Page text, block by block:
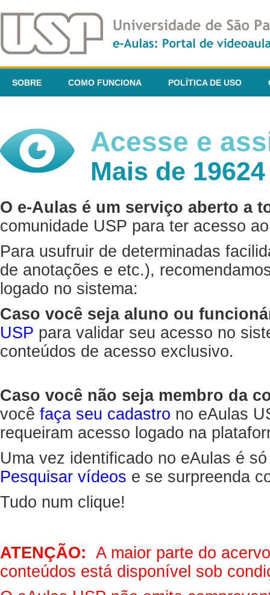
SOBRE COMO FUNCIONA POLÍTICA DE USO
Acesse e
Mais de
O e-Aulas é um serviço aberto a
comunidade USP para ter acesso
Para usufruir de determinadas
de anotações e etc.),
logado no sistema:
Caso você seja aluno ou
USP para validar seu acesso no
conteúdos de acesso exclusivo.
Caso você não seja membro da
você faça seu cadastro no eAulas
requeiram acesso logado na
Uma vez identificado no eAulas é
Pesquisar vídeos e se surpreenda
Tudo num clique!
ATENÇÃO: A maior parte do
conteúdos está disponível sob